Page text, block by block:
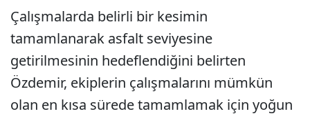
Çalışmalarda belirli bir kesimin
tamamlanarak asfalt seviyesine
getirilmesinin hedeflendiğini belirten
Özdemir, ekiplerin çalışmalarını mümkün
olan en kısa sürede tamamlamak için yoğun